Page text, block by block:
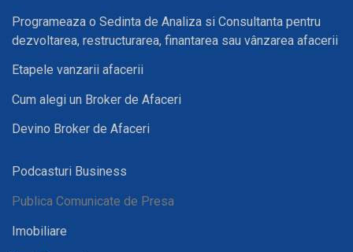
Programeaza o Sedinta de Analiza si Consultanta pentru
dezvoltarea, restructurarea, finantarea sau vânzarea afacerii
Etapele vanzarii afacerii
Cum alegi un Broker de Afaceri
Devino Broker de Afaceri
Podcasturi Business
Publica Comunicate de Presa
Imobiliare